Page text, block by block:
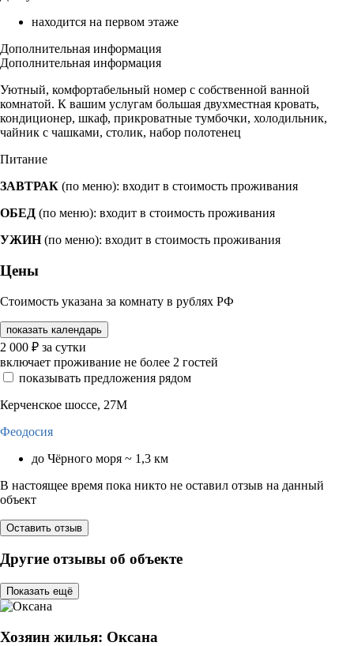
находится на первом этаже
Дополнительная информация
Дополнительная информация
Уютный, комфортабельный номер с собственной ванной
комнатой. К вашим услугам большая двухместная кровать,
кондиционер, шкаф, прикроватные тумбочки, холодильник,
чайник с чашками, столик, набор полотенец
Питание
ЗАВТРАК (по меню): входит в стоимость проживания
ОБЕД (по меню): входит в стоимость проживания
УЖИН(по меню): входит в стоимость проживания
Цены
Стоимость указана за комнату в рублях РФ
показать календарь
2 000 ₽ за сутки
включает проживание не более 2 гостей
показывать предложения рядом
Керченское шоссе, 27М
Феодосия
до Чёрного моря ~ 1,3 км
В настоящее время пока никто не оставил отзыв на данный
объект
Оставить отзыв
Другие отзывы об объекте
Показать ещё
Хозяин жилья: Оксана